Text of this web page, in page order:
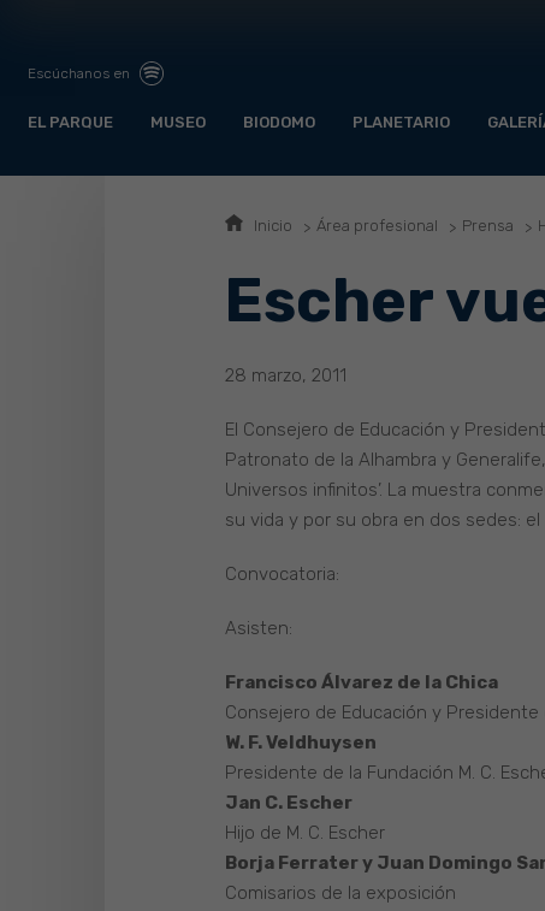
Escúchanos en
EL PARQUE MUSEO BIODOMO PLANETARIO
Inicio Área profesional Prensa
Escher
28 marzo, 2011
El Consejero de Educación y
Patronato de la Alhambra y
Universos infinitos’. La muestra
su vida y por su obra en dos sedes:
Convocatoria:
Asisten:
Francisco Álvarez de la Chica
Consejero de Educación y
W. F. Veldhuysen
Presidente de la Fundación M. C.
Jan C. Escher
Hijo de M. C. Escher
Borja Ferrater y Juan Domingo
Comisarios de la exposición